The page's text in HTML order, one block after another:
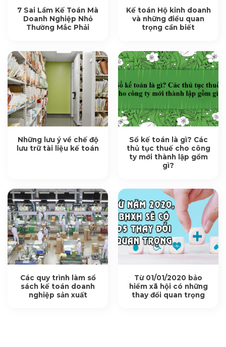
7 Sai Lầm Kế Toán Mà
Doanh Nghiệp Nhỏ
Thường Mắc Phải
Kế toán Hộ kinh doanh
và những điều quan
trọng cần biết
Những lưu ý về chế độ
lưu trữ tài liệu kế toán
Sổ kế toán là gì? Các
thủ tục thuế cho công
ty mới thành lập gồm
gì?
Các quy trình làm sổ
sách kế toán doanh
nghiệp sản xuất
Từ 01/01/2020 bảo
hiểm xã hội có những
thay đổi quan trọng